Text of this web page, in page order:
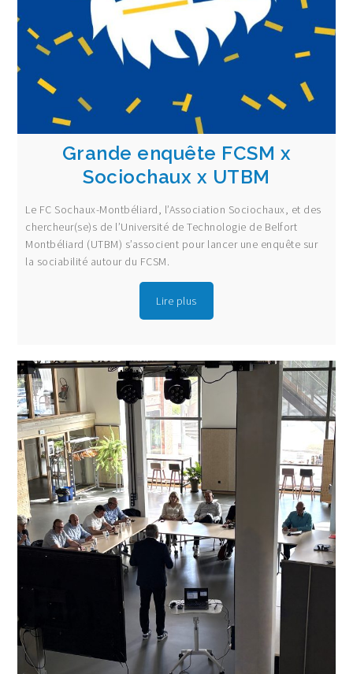
Grande enquête FCSM x
Sociochaux x UTBM
Le FC Sochaux-Montbéliard, l’Association Sociochaux, et des
chercheur(se)s de l’Université de Technologie de Belfort
Montbéliard (UTBM) s’associent pour lancer une enquête sur
la sociabilité autour du FCSM.
Lire plus